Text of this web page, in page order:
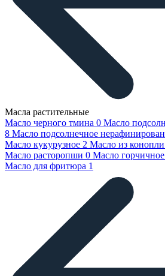
Масла растительные
Масло черного тмина 0 Масло
8 Масло подсолнечное
Масло кукурузное 2 Масло из конопли
Масло расторопши 0 Масло горчичное
Масло для фритюра 1